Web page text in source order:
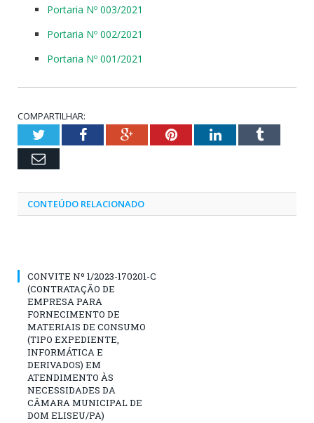
Portaria Nº 003/2021
Portaria Nº 002/2021
Portaria Nº 001/2021
COMPARTILHAR:
TwitterFacebookGoogle+PinterestLinkedInTumblr
Email
CONTEÚDO RELACIONADO
CONVITE Nº 1/2023-170201-C
(CONTRATAÇÃO DE
EMPRESA PARA
FORNECIMENTO DE
MATERIAIS DE CONSUMO
(TIPO EXPEDIENTE,
INFORMÁTICA E
DERIVADOS) EM
ATENDIMENTO ÀS
NECESSIDADES DA
CÂMARA MUNICIPAL DE
DOM ELISEU/PA)